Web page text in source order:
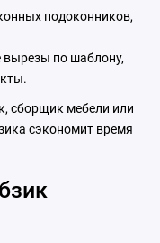
подоконников,
вырезы по шаблону,
сборщик мебели или
сэкономит время